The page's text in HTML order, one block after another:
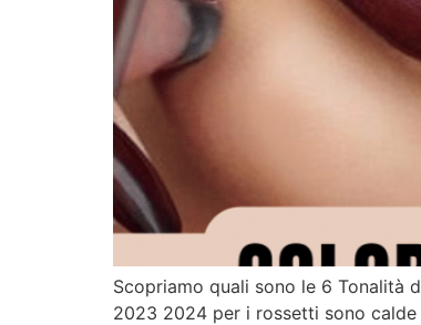
Scopriamo quali sono le 6 Tonalità
2023 2024 per i rossetti sono